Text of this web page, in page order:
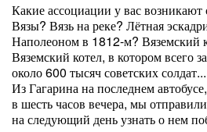
Какие ассоциации у вас возникают
Вязы? Вязь на реке? Лётная
Наполеоном в 1812-м? Вяземский
Вяземский котел, в котором всего
около 600 тысяч советских солдат...
Из Гагарина на последнем
в шесть часов вечера, мы
на следующий день узнать о нем